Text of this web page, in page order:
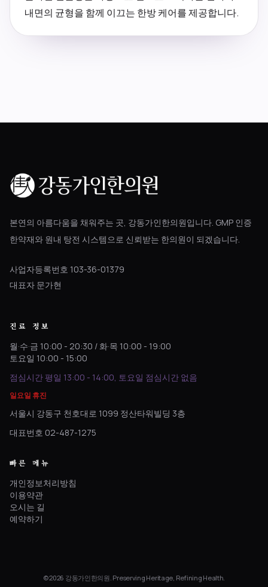
내면의 균형을 함께 이끄는 한방 케어를 제공합니다.
본연의 아름다움을 채워주는 곳, 강동가인한의원입니다. GMP 인증
한약재와 원내 탕전 시스템으로 신뢰받는 한의원이 되겠습니다.
사업자등록번호 103-36-01379
대표자 문가현
진료 정보
월·수·금 10:00 - 20:30 / 화·목 10:00 - 19:00
토요일 10:00 - 15:00
점심시간 평일 13:00 - 14:00, 토요일 점심시간 없음
일요일 휴진
서울시 강동구 천호대로 1099 정산타워빌딩 3층
대표번호 02-487-1275
빠른 메뉴
개인정보처리방침
이용약관
오시는 길
예약하기
© 2026 강동가인한의원. Preserving Heritage, Refining Health.